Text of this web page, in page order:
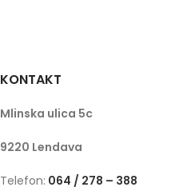
KONTAKT
Mlinska ulica 5c
9220 Lendava
Telefon: 064 / 278 – 388